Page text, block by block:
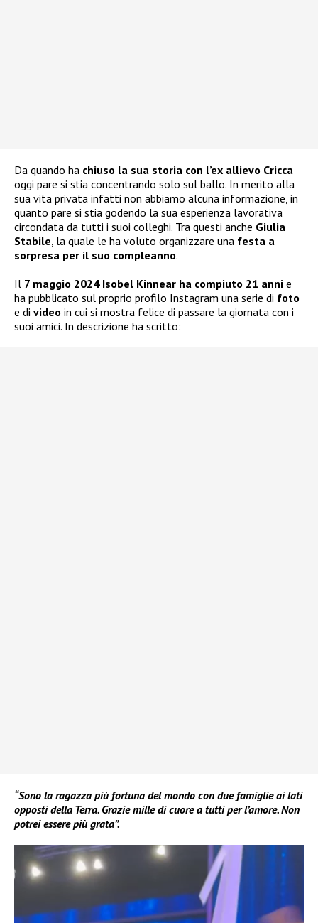
Da quando ha chiuso la sua storia con l’ex allievo Cricca
oggi pare si stia concentrando solo sul ballo. In merito alla
sua vita privata infatti non abbiamo alcuna informazione, in
quanto pare si stia godendo la sua esperienza lavorativa
circondata da tutti i suoi colleghi. Tra questi anche Giulia
Stabile, la quale le ha voluto organizzare una festa a
sorpresa per il suo compleanno.
Il 7 maggio 2024 Isobel Kinnear ha compiuto 21 anni e
ha pubblicato sul proprio profilo Instagram una serie di foto
e di video in cui si mostra felice di passare la giornata con i
suoi amici. In descrizione ha scritto:
“Sono la ragazza più fortuna del mondo con due famiglie ai lati
opposti della Terra. Grazie mille di cuore a tutti per l’amore. Non
potrei essere più grata”.